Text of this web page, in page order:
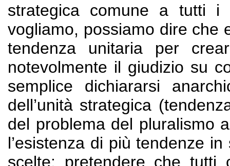
strategica comune a tutti i
vogliamo, possiamo dire che
tendenza unitaria per
notevolmente il giudizio su
semplice dichiararsi
dell’unità strategica
del problema del pluralismo
l’esistenza di più tendenze
scelte: pretendere che tutti